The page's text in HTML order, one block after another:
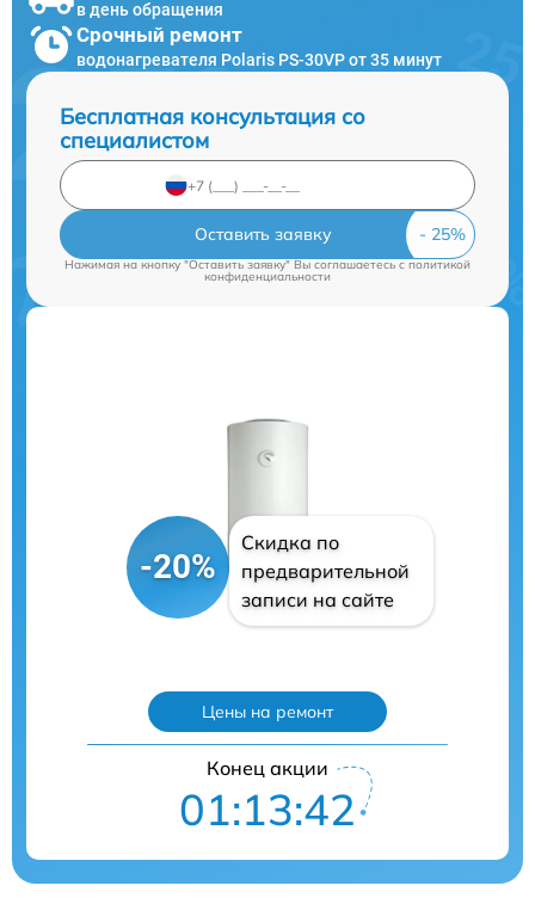
в день обращения
Срочный ремонт
водонагревателя Polaris PS-30VP от 35 минут
Бесплатная консультация со
специалистом
Оставить заявку
Нажимая на кнопку "Оставить заявку" Вы соглашаетесь cполитикой
конфиденциальности
-20%
Скидка по
предварительной
записи на сайте
Цены на ремонт
Конец акции
01:13:41